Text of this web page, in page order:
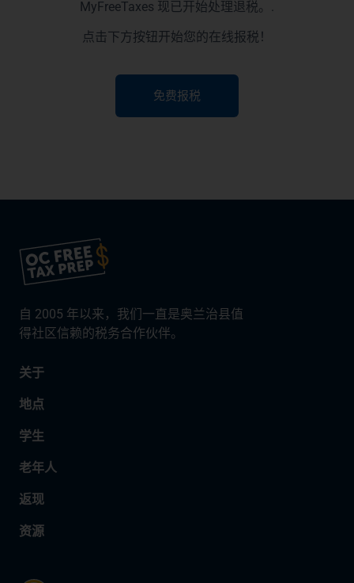
MyFreeTaxes 现已开始处理退税。.
点击下方按钮开始您的在线报税！
免费报税
自 2005 年以来，我们一直是奥兰治县值
得社区信赖的税务合作伙伴。
关于
地点
学生
老年人
返现
资源